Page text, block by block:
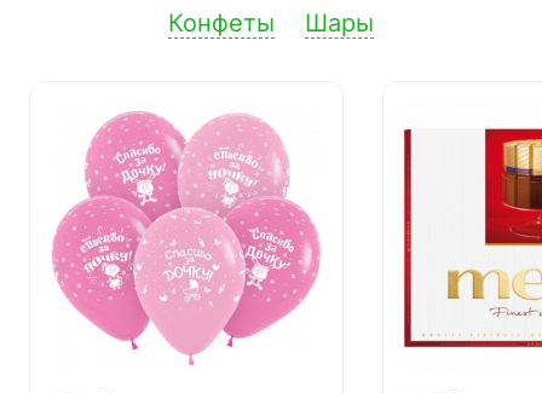
Конфеты Шары